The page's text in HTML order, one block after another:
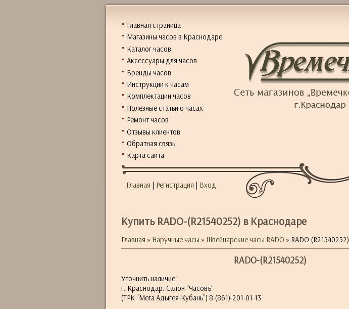
Главная страница
Магазины часов в Краснодаре
Каталог часов
Аксессуары для часов
Бренды часов
Инструкции к часам
Комплектации часов
Полезные статьи о часах
Ремонт часов
Отзывы клиентов
Обратная связь
Карта сайта
Главная | Регистрация | Вход
Купить RADO-(R21540252) в Краснодаре
Главная » Наручные часы » Швейцарские часы RADO » RADO-(R21540252)
RADO-(R21540252)
Уточнить наличие:
г. Краснодар. Салон "Часовъ"
(ТРК "Мега Адыгея-Кубань") 8-(861)-201-01-13